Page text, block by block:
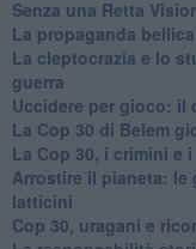
Senza una Retta
​La propaganda
​La cleptocrazia e lo
guerra
​Uccidere per gioco: il
​La Cop 30 di Belem
La Cop 30, i crimini e
Arrostire il pianeta: le
latticini
​Cop 30, uragani e